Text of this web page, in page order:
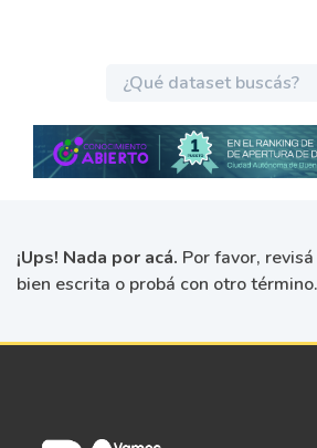
¡Ups! Nada por acá. Por favor,
bien escrita o probá con otro término.